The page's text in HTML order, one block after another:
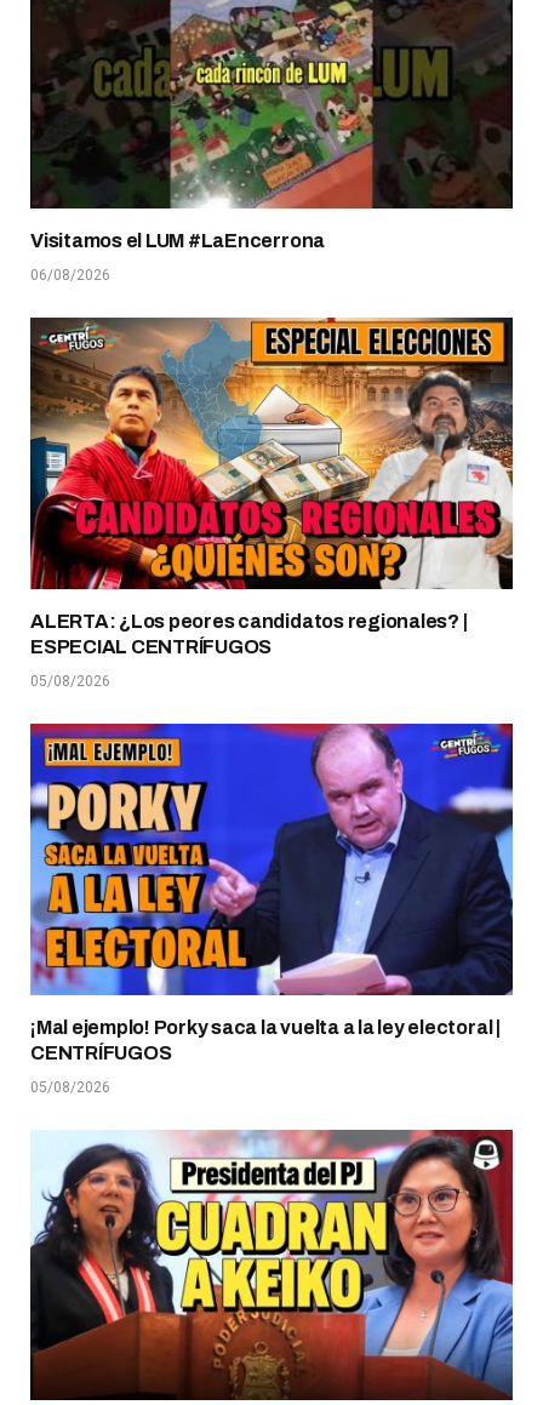
Visitamos el LUM #LaEncerrona
06/08/2026
ALERTA: ¿Los peores candidatos regionales? |
ESPECIAL CENTRÍFUGOS
05/08/2026
¡Mal ejemplo! Porky saca la vuelta a la ley electoral |
CENTRÍFUGOS
05/08/2026